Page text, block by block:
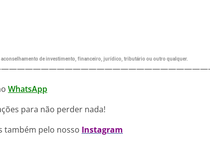
de investimento, financeiro, jurídico, tributário ou outro qualquer.
WhatsApp
para não perder nada!
também pelo nosso Instagram